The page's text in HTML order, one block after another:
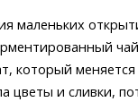
маленьких
который меняется
цветы и сливки,